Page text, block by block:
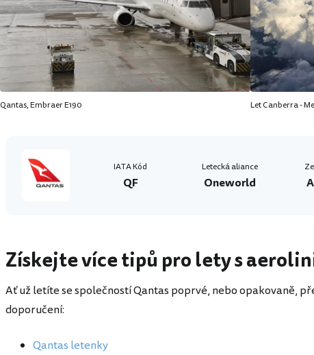
Qantas, Embraer E190 Let Canberra -
IATA Kód
QF
Letecká aliance
Oneworld
Získejte více tipů pro lety s
Ať už letíte se společností Qantas poprvé, nebo opakovaně,
doporučení:
Qantas letenky